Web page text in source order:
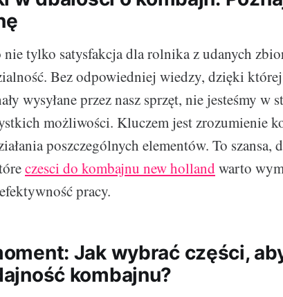
nie tylko satysfakcja dla rolnika z udanych
Bez odpowiedniej wiedzy, dzięki
wysyłane przez nasz sprzęt, nie jesteśmy w
możliwości. Kluczem jest zrozumienie
poszczególnych elementów. To szansa,
czesci do kombajnu new holland warto
pracy.
Jak wybrać części,
kombajnu?